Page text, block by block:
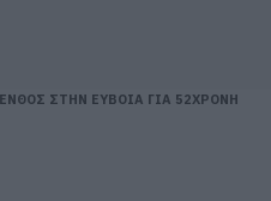
ΣΤΗΝ ΕΥΒΟΙΑ ΓΙΑ 52ΧΡΟΝΗ